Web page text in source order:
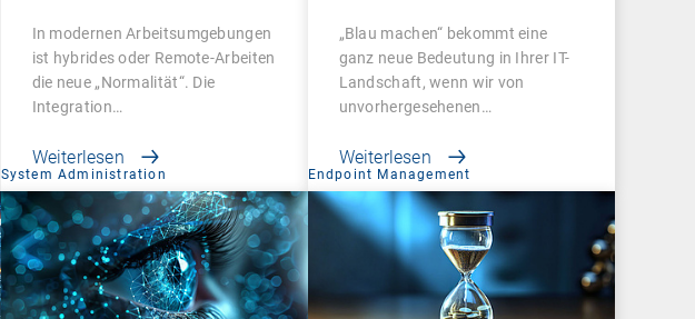
In modernen Arbeitsumgebungen
ist hybrides oder Remote-Arbeiten
die neue „Normalität“. Die
Integration…
Weiterlesen
„Blau machen“ bekommt eine
ganz neue Bedeutung in Ihrer IT-
Landschaft, wenn wir von
unvorhergesehenen…
Weiterlesen
System Administration Endpoint Management